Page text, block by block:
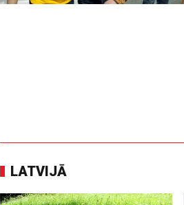
LATVIJĀ